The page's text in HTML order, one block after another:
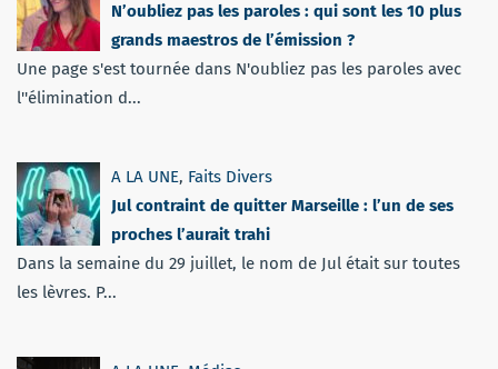
N’oubliez pas les paroles : qui sont les 10 plus
grands maestros de l’émission ?
Une page s'est tournée dans N'oubliez pas les paroles avec
l''élimination d...
A LA UNE, Faits Divers
Jul contraint de quitter Marseille : l’un de ses
proches l’aurait trahi
Dans la semaine du 29 juillet, le nom de Jul était sur toutes
les lèvres. P...